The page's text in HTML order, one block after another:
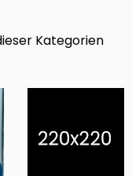
Kategorien